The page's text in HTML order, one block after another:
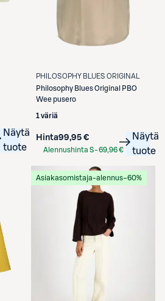
Näytä
tuote
PHILOSOPHY BLUES ORIGINAL
Philosophy Blues Original
PBO
Wee pusero
1 väriä
Hinta99,95 €
Alennushinta S-69,96 €
Näytä
tuote
Asiakasomistaja-alennus−60%